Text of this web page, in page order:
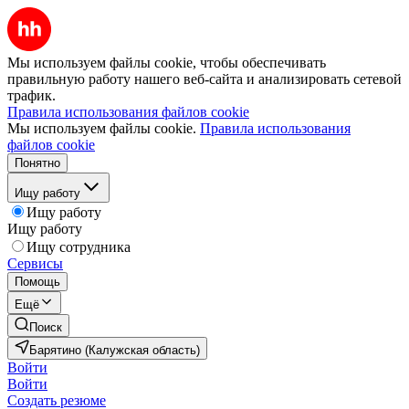
Мы используем файлы cookie, чтобы обеспечивать
правильную работу нашего веб-сайта и анализировать сетевой
трафик.
Правила использования файлов cookie
Мы используем файлы cookie. Правила использования
файлов cookie
Понятно
Ищу работу
Ищу работу
Ищу работу
Ищу сотрудника
Сервисы
Помощь
Ещё
Поиск
Барятино (Калужская область)
Войти
Войти
Создать резюме